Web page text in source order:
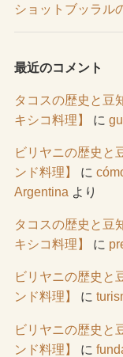
ショットブッラル
最近のコメント
タコスの歴史と豆
キシコ料理】
に
ビリヤニの歴史と
ンド料理】
に
Argentina より
タコスの歴史と豆
キシコ料理】
に
ビリヤニの歴史と
ンド料理】
に
ビリヤニの歴史と
ンド料理】
に